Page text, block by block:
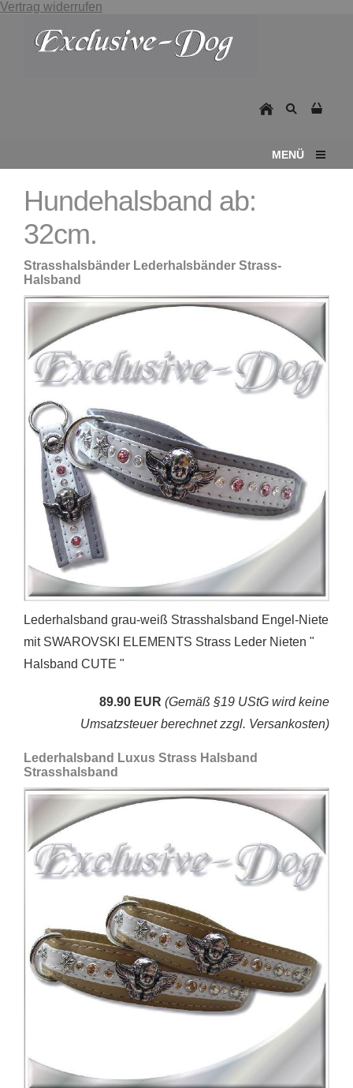
Vertrag widerrufen
MENÜ
Hundehalsband ab:
32cm.
Strasshalsbänder Lederhalsbänder Strass-
Halsband
Lederhalsband grau-weiß Strasshalsband Engel-Niete
mit SWAROVSKI ELEMENTS Strass Leder Nieten "
Halsband CUTE "
89.90 EUR (Gemäß §19 UStG wird keine
Umsatzsteuer berechnet zzgl. Versankosten)
Lederhalsband Luxus Strass Halsband
Strasshalsband